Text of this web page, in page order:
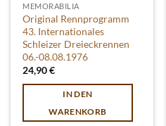
MEMORABILIA
Original Rennprogramm
43. Internationales
Schleizer Dreieckrennen
06.-08.08.1976
24,90€
IN DEN
WARENKORB